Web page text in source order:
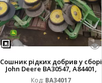
Сошник рідких добрив у сборі
John Deere BA30547, A84401,
AA65563, AA65562, A82739,
Код: BA34017